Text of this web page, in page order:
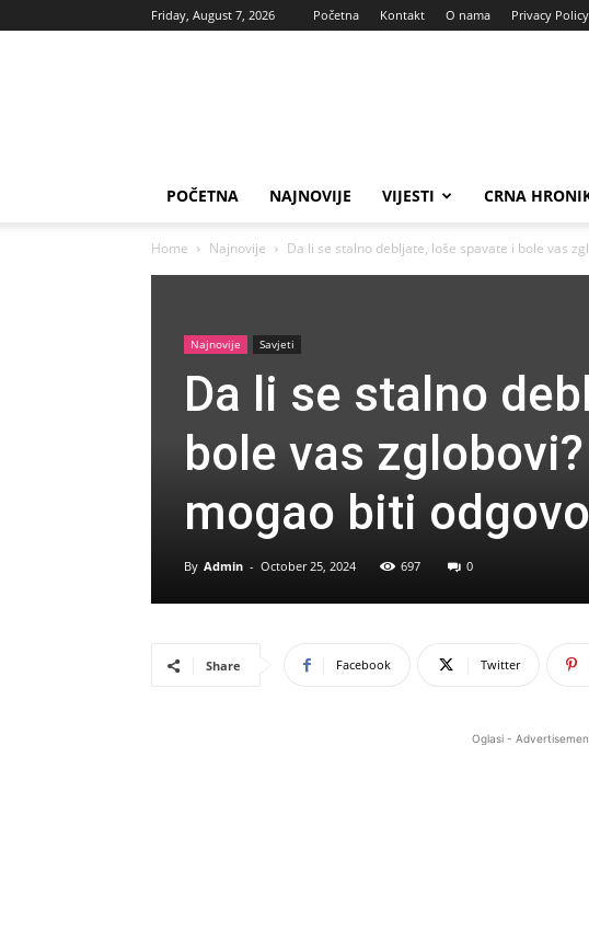
Friday, August 7, 2026 Početna Kontakt O nama Privacy Policy
POČETNA NAJNOVIJE VIJESTI CRNA
Home Najnovije Da li se stalno debljate, loše spavate i bole vas
Najnovije Savjeti
Da li se stalno
bole vas
mogao biti
By Admin - October 25, 2024 697 0
Share Facebook Twitter
Oglasi -